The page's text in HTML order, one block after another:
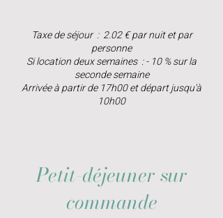
Taxe de séjour : 2.02 € par nuit et par
personne
Si location deux semaines : - 10 % sur la
seconde semaine
Arrivée à partir de 17h00 et départ jusqu'à
10h00
Petit-déjeuner sur
commande